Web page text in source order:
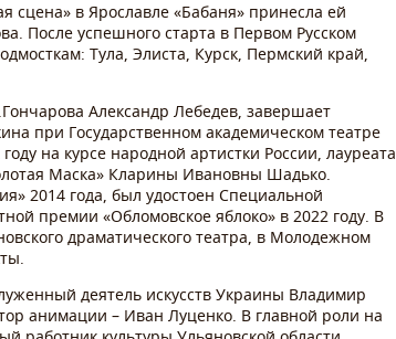
сцена» в Ярославле «Бабаня» принесла ей
После успешного старта в Первом Русском
Тула, Элиста, Курск, Пермский край,
Александр Лебедев, завершает
при Государственном академическом театре
на курсе народной артистки России, лауреата
Маска» Кларины Ивановны Шадько.
2014 года, был удостоен Специальной
премии «Обломовское яблоко» в 2022 году. В
драматического театра, в Молодежном
деятель искусств Украины Владимир
анимации – Иван Луценко. В главной роли на